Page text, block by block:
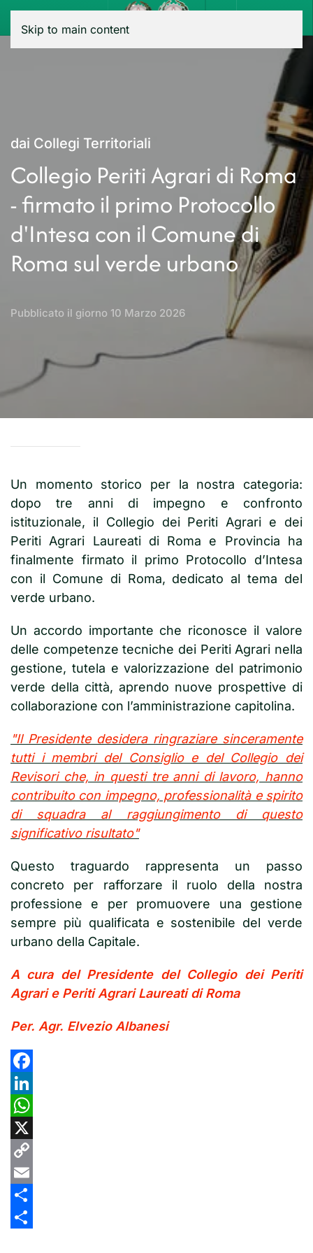
Skip to main content
dai Collegi Territoriali
Collegio Periti Agrari di Roma
- firmato il primo Protocollo
d'Intesa con il Comune di
Roma sul verde urbano
Pubblicato il giorno 10 Marzo 2026
Un momento storico per la nostra categoria:
dopo tre anni di impegno e confronto
istituzionale, il Collegio dei Periti Agrari e dei
Periti Agrari Laureati di Roma e Provincia ha
finalmente firmato il primo Protocollo d’Intesa
con il Comune di Roma, dedicato al tema del
verde urbano.
Un accordo importante che riconosce il valore
delle competenze tecniche dei Periti Agrari nella
gestione, tutela e valorizzazione del patrimonio
verde della città, aprendo nuove prospettive di
collaborazione con l’amministrazione capitolina.
"Il Presidente desidera ringraziare sinceramente
tutti i membri del Consiglio e del Collegio dei
Revisori che, in questi tre anni di lavoro, hanno
contribuito con impegno, professionalità e spirito
di squadra al raggiungimento di questo
significativo risultato"
Questo traguardo rappresenta un passo
concreto per rafforzare il ruolo della nostra
professione e per promuovere una gestione
sempre più qualificata e sostenibile del verde
urbano della Capitale.
A cura del Presidente del Collegio dei Periti
Agrari e Periti Agrari Laureati di Roma
Per. Agr. Elvezio Albanesi
Facebook
LinkedIn
WhatsApp
X
Copy
Link
Email
Share